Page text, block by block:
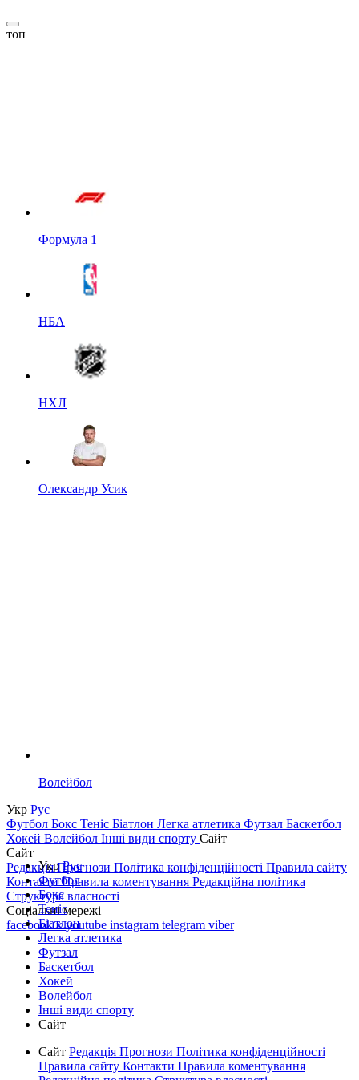
топ
Формула 1
НБА
НХЛ
Олександр Усик
Волейбол
Укр Рус
Футбол Бокс Теніс Біатлон Легка атлетика Футзал Баскетбол
Хокей Волейбол Інші види спорту Сайт
Сайт
РедакціяПрогнози Політика конфіденційності Правила сайту
КонтактиПравила коментування Редакційна політика
Структура власності
Соціальні мережі
facebookxyoutube instagram telegram viber
УкрРус
Футбол
Бокс
Теніс
Біатлон
Легка атлетика
Футзал
Баскетбол
Хокей
Волейбол
Інші види спорту
Сайт
Сайт Редакція Прогнози Політика конфіденційності
Правила сайту Контакти Правила коментування